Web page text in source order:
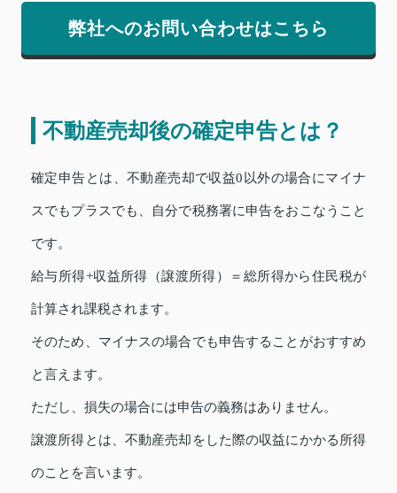
弊社へのお問い合わせはこちら
不動産売却後の確定申告とは？
確定申告とは、不動産売却で収益0以外の場合にマイナ
スでもプラスでも、自分で税務署に申告をおこなうこと
です。
給与所得+収益所得（譲渡所得）＝総所得から住民税が
計算され課税されます。
そのため、マイナスの場合でも申告することがおすすめ
と言えます。
ただし、損失の場合には申告の義務はありません。
譲渡所得とは、不動産売却をした際の収益にかかる所得
のことを言います。